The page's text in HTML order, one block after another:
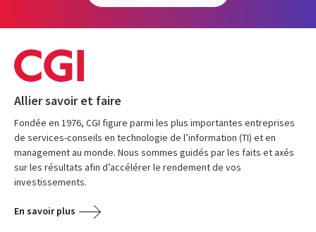
Allier savoir et faire
Fondée en 1976, CGI figure parmi les plus importantes entreprises
de services-conseils en technologie de l’information (TI) et en
management au monde. Nous sommes guidés par les faits et axés
sur les résultats afin d’accélérer le rendement de vos
investissements.
En savoir plus